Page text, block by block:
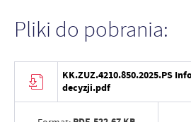
Pliki do pobrania:
KK.ZUZ.4210.850.2025.PS
decyzji.pdf